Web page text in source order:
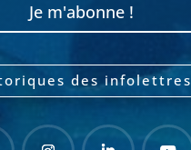
Je m'abonne !
des infolettres